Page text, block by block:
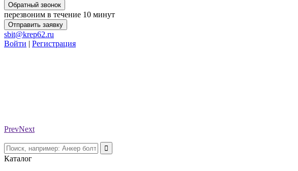
Обратный звонок
перезвоним в течение 10 минут
Отправить заявку
sbit@krep62.ru
Войти | Регистрация
PrevNext
Каталог